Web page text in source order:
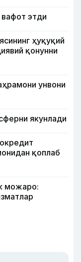
этди
ҳуқуқий
қонунни
унвони
якунлади
қоплаб
можаро: